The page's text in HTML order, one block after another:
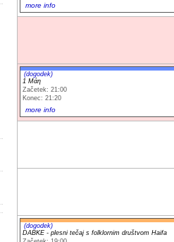
more info
(dogodek)
1 Μάη
Začetek: 21:00
Konec: 21:20
more info
(dogodek)
DABKE - plesni tečaj s folklornim društvom Haifa